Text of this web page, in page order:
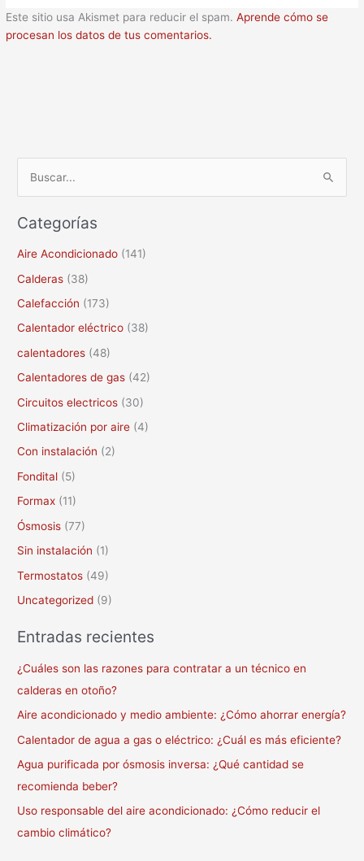
Este sitio usa Akismet para reducir el spam.Aprende cómo se
procesan los datos de tus comentarios.
s
c
o
r
:
Categorías
Aire Acondicionado (141)
Calderas (38)
Calefacción (173)
Calentador eléctrico (38)
calentadores (48)
Calentadores de gas (42)
Circuitos electricos (30)
Climatización por aire (4)
Con instalación (2)
Fondital (5)
Formax (11)
Ósmosis (77)
Sin instalación (1)
Termostatos (49)
Uncategorized (9)
Entradas recientes
¿Cuáles son las razones para contratar a un técnico en
calderas en otoño?
Aire acondicionado y medio ambiente: ¿Cómo ahorrar energía?
Calentador de agua a gas o eléctrico: ¿Cuál es más eficiente?
Agua purificada por ósmosis inversa: ¿Qué cantidad se
recomienda beber?
Uso responsable del aire acondicionado: ¿Cómo reducir el
cambio climático?